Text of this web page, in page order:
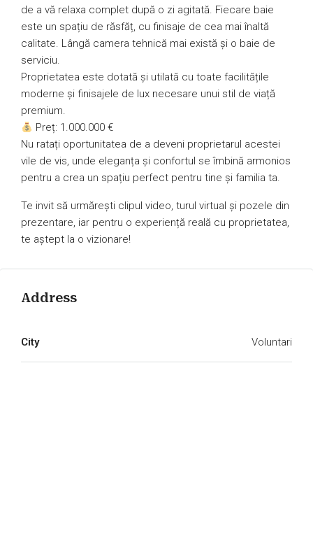
de a vă relaxa complet după o zi agitată. Fiecare baie
este un spațiu de răsfăț, cu finisaje de cea mai înaltă
calitate. Lângă camera tehnică mai există și o baie de
serviciu.
Proprietatea este dotată și utilată cu toate facilitățile
moderne și finisajele de lux necesare unui stil de viață
premium.
Preț: 1.000.000 €
Nu ratați oportunitatea de a deveni proprietarul acestei
vile de vis, unde eleganța și confortul se îmbină armonios
pentru a crea un spațiu perfect pentru tine și familia ta.
Te invit să urmărești clipul video, turul virtual și pozele din
prezentare, iar pentru o experiență reală cu proprietatea,
te aștept la o vizionare!
Address
City Voluntari